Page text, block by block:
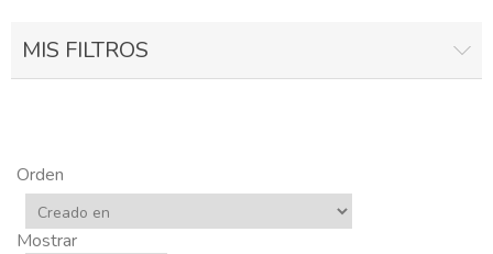
MIS FILTROS
Orden
Mostrar